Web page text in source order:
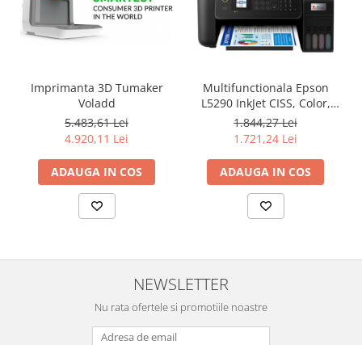
Servere & Componente
Retelistica & Supraveghere
Printing
Multifunctionale
Imprimante
Televizoare & accesorii
Multiboard & Accessorii
Imprimanta 3D Tumaker
Voladd
5.483,61 Lei
4.920,11 Lei
ADAUGA IN COS
Multifunctionala Epson
L5290 InkJet CISS, Color,
Format A4, Retea, Wi-Fi, Fax
1.844,27 Lei
1.721,24 Lei
ADAUGA IN COS
NEWSLETTER
Nu rata ofertele si promotiile noastre